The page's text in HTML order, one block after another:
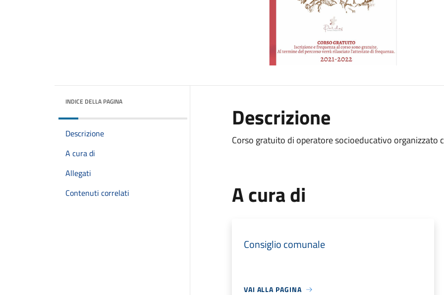
INDICE DELLA PAGINA
Descrizione
A cura di
Allegati
Contenuti correlati
Descrizione
Corso gratuito di operatore socioeducativo
A cura di
Consiglio comunale
VAI ALLA PAGINA